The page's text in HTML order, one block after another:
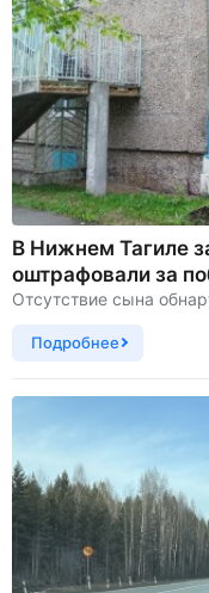
В Нижнем Тагиле
оштрафовали за
Отсутствие сына
Подробнее